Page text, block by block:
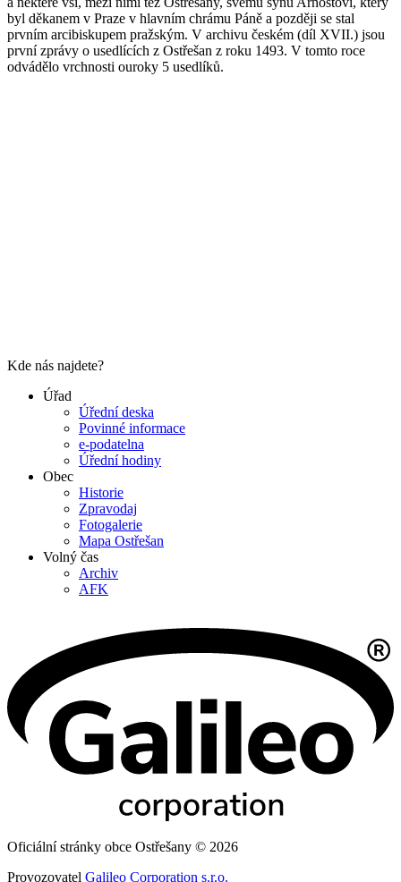
byl děkanem v Praze v hlavním chrámu Páně a později se stal
prvním arcibiskupem pražským. V archivu českém (díl XVII.) jsou
první zprávy o usedlících z Ostřešan z roku 1493. V tomto roce
odvádělo vrchnosti ouroky 5 usedlíků.
Kde nás najdete?
Úřad
Úřední deska
Povinné informace
e-podatelna
Úřední hodiny
Obec
Historie
Zpravodaj
Fotogalerie
Mapa Ostřešan
Volný čas
Archiv
AFK
Oficiální stránky obce Ostřešany © 2026
Provozovatel Galileo Corporation s.r.o.